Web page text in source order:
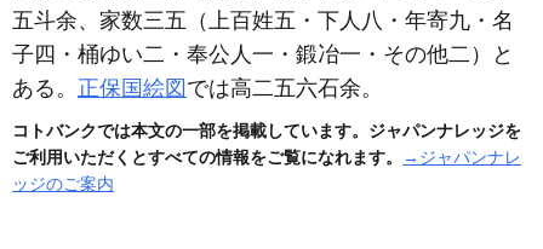
五斗余、家数三五 （上百姓五・下人八・年寄九・名
子四・桶ゆい二・奉公人一・鍛冶一・その他二）
と
ある。 正保国絵図 では高二五六石余。
コトバンクでは本文の一部を掲載しています。ジャパンナレッジを
ご利用いただくとすべての情報をご覧になれます。
→ジャパンナレ
ッジのご案内